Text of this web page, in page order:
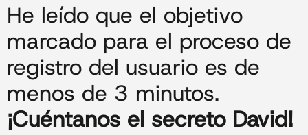
He leído que el objetivo
marcado para el proceso de
registro del usuario es de
menos de 3 minutos.
¡Cuéntanos el secreto David!